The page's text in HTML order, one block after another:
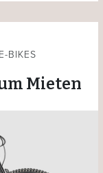
BIKES
Mieten